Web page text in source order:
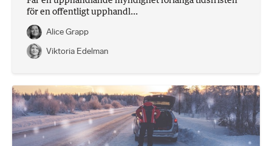
för en offentligt upphandl...
Alice Grapp
Viktoria Edelman